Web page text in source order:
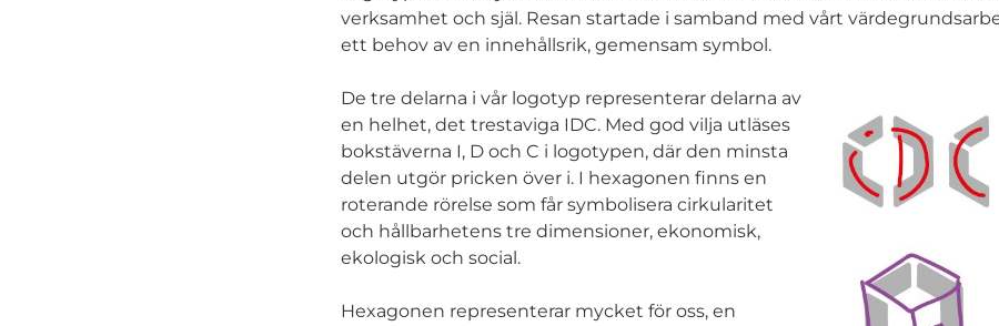
verksamhet och själ. Resan startade i samband med vårt
ett behov av en innehållsrik, gemensam symbol.
De tre delarna i vår logotyp representerar delarna av
en helhet, det trestaviga IDC. Med god vilja utläses
bokstäverna I, D och C i logotypen, där den minsta
delen utgör pricken över i. I hexagonen finns en
roterande rörelse som får symbolisera cirkularitet
och hållbarhetens tre dimensioner, ekonomisk,
ekologisk och social.
Hexagonen representerar mycket för oss, en